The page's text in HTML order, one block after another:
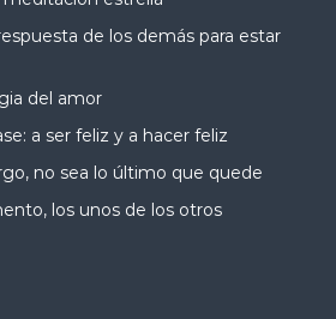
de los demás para estar
del amor
a ser feliz y a hacer feliz
no sea lo último que quede
los unos de los otros